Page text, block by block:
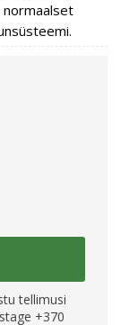
tellimusi
+370